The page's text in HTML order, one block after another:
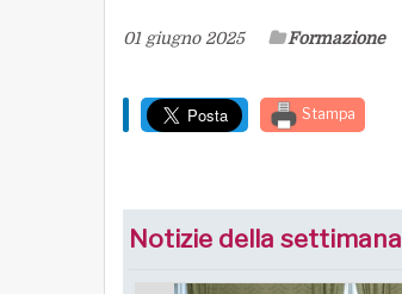
01 giugno 2025 Formazione
Stampa
Notizie della settimana